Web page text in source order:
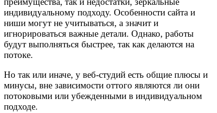
индивидуальному подходу. Особенности сайта и
ниши могут не учитываться, а значит и
игнорироваться важные детали. Однако, работы
будут выполняться быстрее, так как делаются на
потоке.
Но так или иначе, у веб-студий есть общие плюсы и
минусы, вне зависимости оттого являются ли они
потоковыми или убежденными в индивидуальном
подходе.